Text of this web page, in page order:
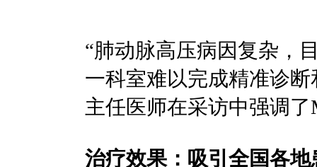
“肺动脉高压病因复杂，
一科室难以完成精准诊
主任医师在采访中强调
治疗效果：吸引全国各